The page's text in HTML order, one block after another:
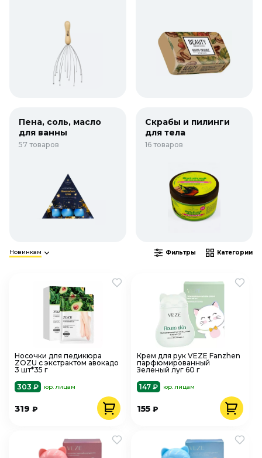
Пена, соль, масло
для ванны
57 товаров
Скрабы и пилинги
для тела
16 товаров
Новинкам Фильтры Категории
Носочки для педикюра
ZOZU с экстрактом авокадо
3 шт*35 г
303 ₽
юр. лицам
319 ₽
Крем для рук VEZE Fanzhen
парфюмированный
Зеленый луг 60 г
147 ₽
юр. лицам
155₽